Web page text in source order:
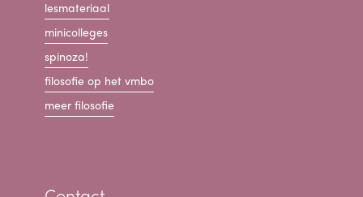
lesmateriaal
minicolleges
spinoza!
filosofie op het vmbo
meer filosofie